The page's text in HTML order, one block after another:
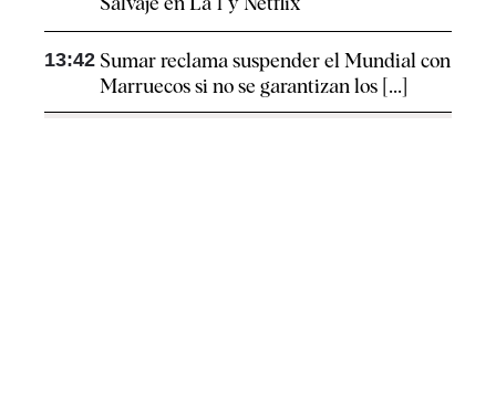
13:42 Sumar reclama suspender el Mundial con
Marruecos si no se garantizan los [...]